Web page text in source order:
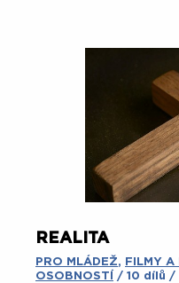
REALITA
PRO MLÁDEŽ, FILMY A
OSOBNOSTÍ
/ 10 dílů /